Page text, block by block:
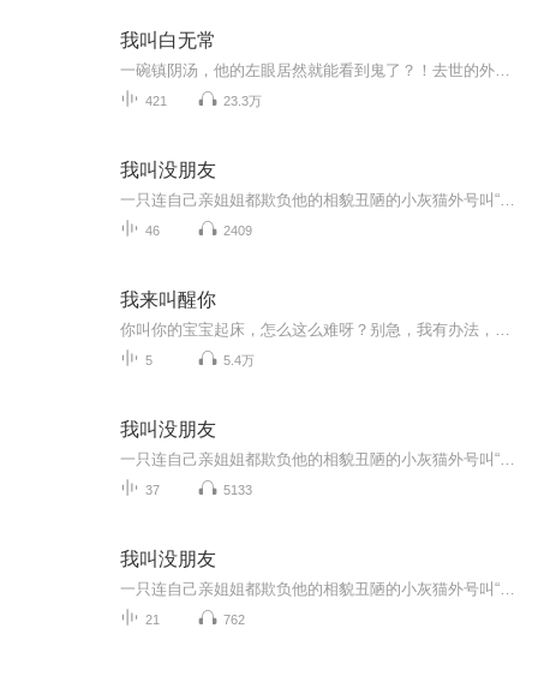
我叫白无常
421 23.3万
我叫没朋友
46 2409
我来叫醒你
5 5.4万
我叫没朋友
37 5133
我叫没朋友
21 762